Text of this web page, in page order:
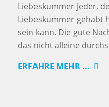
Liebeskummer Jeder,
Liebeskummer gehabt
sein kann. Die gute
das nicht alleine
ERFAHRE MEHR ...